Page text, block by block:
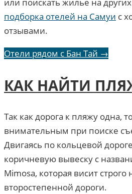
или поискать жилье на
подборка отелей на Самуи с
отзывами.
Отели рядом с Бан Тай →
КАК НАЙТИ
Так как дорога к пляжу одна,
внимательным при поиске
Двигаясь по кольцевой
коричневую вывеску с
Mimosa, которая висит строго
второстепенной дороги.